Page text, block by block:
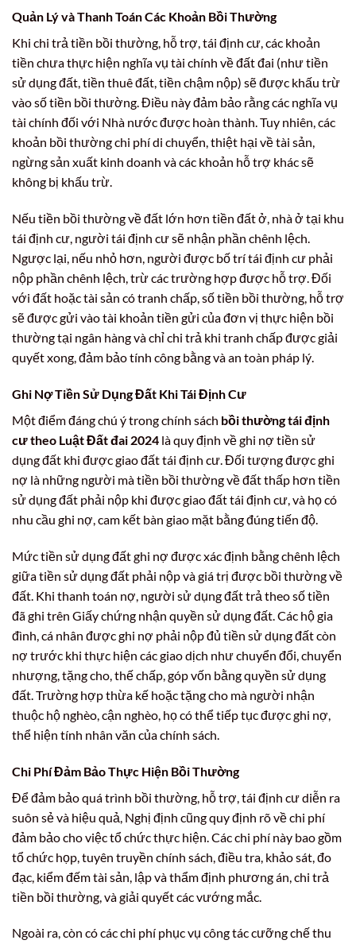
Quản Lý và Thanh Toán Các Khoản Bồi Thường
Khi chi trả tiền bồi thường, hỗ trợ, tái định cư, các khoản
tiền chưa thực hiện nghĩa vụ tài chính về đất đai (như tiền
sử dụng đất, tiền thuê đất, tiền chậm nộp) sẽ được khấu trừ
vào số tiền bồi thường. Điều này đảm bảo rằng các nghĩa vụ
tài chính đối với Nhà nước được hoàn thành. Tuy nhiên, các
khoản bồi thường chi phí di chuyển, thiệt hại về tài sản,
ngừng sản xuất kinh doanh và các khoản hỗ trợ khác sẽ
không bị khấu trừ.
Nếu tiền bồi thường về đất lớn hơn tiền đất ở, nhà ở tại khu
tái định cư, người tái định cư sẽ nhận phần chênh lệch.
Ngược lại, nếu nhỏ hơn, người được bố trí tái định cư phải
nộp phần chênh lệch, trừ các trường hợp được hỗ trợ. Đối
với đất hoặc tài sản có tranh chấp, số tiền bồi thường, hỗ trợ
sẽ được gửi vào tài khoản tiền gửi của đơn vị thực hiện bồi
thường tại ngân hàng và chỉ chi trả khi tranh chấp được giải
quyết xong, đảm bảo tính công bằng và an toàn pháp lý.
Ghi Nợ Tiền Sử Dụng Đất Khi Tái Định Cư
Một điểm đáng chú ý trong chính sách bồi thường tái định
cư theo Luật Đất đai 2024 là quy định về ghi nợ tiền sử
dụng đất khi được giao đất tái định cư. Đối tượng được ghi
nợ là những người mà tiền bồi thường về đất thấp hơn tiền
sử dụng đất phải nộp khi được giao đất tái định cư, và họ có
nhu cầu ghi nợ, cam kết bàn giao mặt bằng đúng tiến độ.
Mức tiền sử dụng đất ghi nợ được xác định bằng chênh lệch
giữa tiền sử dụng đất phải nộp và giá trị được bồi thường về
đất. Khi thanh toán nợ, người sử dụng đất trả theo số tiền
đã ghi trên Giấy chứng nhận quyền sử dụng đất. Các hộ gia
đình, cá nhân được ghi nợ phải nộp đủ tiền sử dụng đất còn
nợ trước khi thực hiện các giao dịch như chuyển đổi, chuyển
nhượng, tặng cho, thế chấp, góp vốn bằng quyền sử dụng
đất. Trường hợp thừa kế hoặc tặng cho mà người nhận
thuộc hộ nghèo, cận nghèo, họ có thể tiếp tục được ghi nợ,
thể hiện tính nhân văn của chính sách.
Chi Phí Đảm Bảo Thực Hiện Bồi Thường
Để đảm bảo quá trình bồi thường, hỗ trợ, tái định cư diễn ra
suôn sẻ và hiệu quả, Nghị định cũng quy định rõ về chi phí
đảm bảo cho việc tổ chức thực hiện. Các chi phí này bao gồm
tổ chức họp, tuyên truyền chính sách, điều tra, khảo sát, đo
đạc, kiểm đếm tài sản, lập và thẩm định phương án, chi trả
tiền bồi thường, và giải quyết các vướng mắc.
Ngoài ra, còn có các chi phí phục vụ công tác cưỡng chế thu